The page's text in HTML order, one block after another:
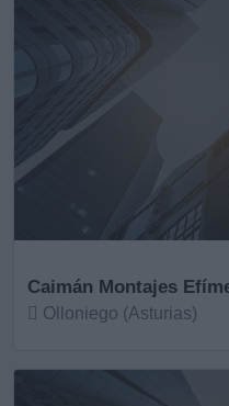
Caimán Montajes
Olloniego (Asturias)